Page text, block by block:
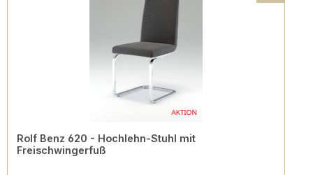
Rolf Benz 620 - Hochlehn-Stuhl mit
Freischwingerfuß